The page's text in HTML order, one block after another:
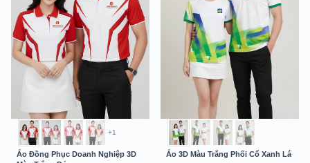
+1
Áo Đồng Phục Doanh Nghiệp 3D
Áo 3D Màu Trắng Phối Cổ Xanh Lá